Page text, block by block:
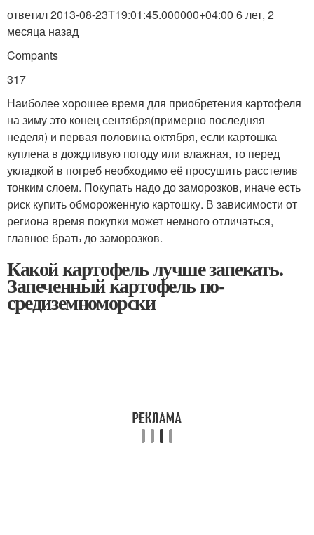
ответил 2013-08-23T19:01:45.000000+04:00 6 лет, 2
месяца назад
Compants
317
Наиболее хорошее время для приобретения картофеля
на зиму это конец сентября(примерно последняя
неделя) и первая половина октября, если картошка
куплена в дождливую погоду или влажная, то перед
укладкой в погреб необходимо её просушить расстелив
тонким слоем. Покупать надо до заморозков, иначе есть
риск купить обмороженную картошку. В зависимости от
региона время покупки может немного отличаться,
главное брать до заморозков.
Какой картофель лучше запекать.
Запеченный картофель по-
средиземноморски